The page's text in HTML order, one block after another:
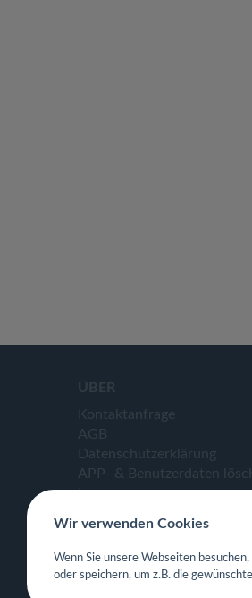
ÜBER
Kontaktanfrage
AGB
Datenschutzerklärung
APP- & Benutzerdaten
Impressum
Wir verwenden Cookies
Wenn Sie unsere Webseiten
oder speichern, um z.B. die